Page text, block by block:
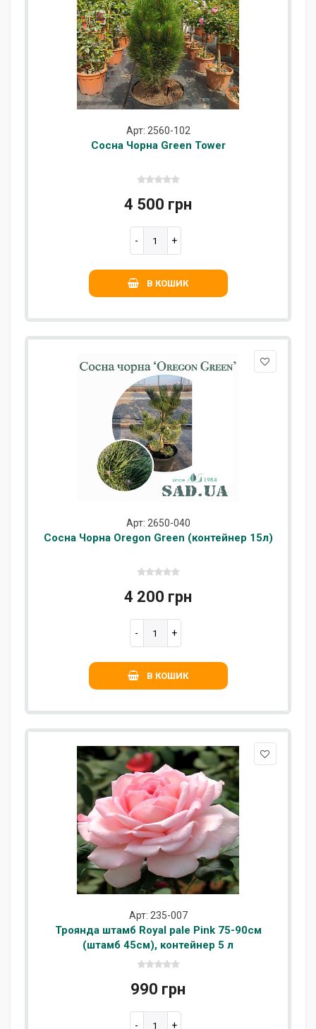
Арт: 2560-102
Сосна Чорна Green Tower
4 500 грн
В КОШИК
Арт: 2650-040
Сосна Чорна Oregon Green (контейнер 15л)
4 200 грн
В КОШИК
Арт: 235-007
Троянда штамб Royal pale Pink 75-90см
(штамб 45см), контейнер 5 л
990 грн